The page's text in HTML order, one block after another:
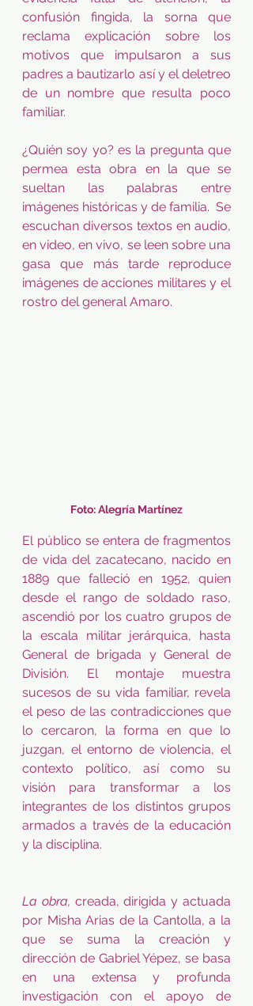
confusión fingida, la sorna que
reclama explicación sobre los
motivos que impulsaron a sus
padres a bautizarlo así y el deletreo
de un nombre que resulta poco
familiar.
¿Quién soy yo? es la pregunta que
permea esta obra en la que se
sueltan las palabras entre
imágenes históricas y de familia.  Se
escuchan diversos textos en audio,
en video, en vivo, se leen sobre una
gasa que más tarde reproduce
imágenes de acciones militares y el
rostro del general Amaro.
Foto: Alegría Martínez
El público se entera de fragmentos
de vida del zacatecano, nacido en
1889 que falleció en 1952, quien
desde el rango de soldado raso,
ascendió por los cuatro grupos de
la escala militar jerárquica, hasta
General de brigada y General de
División. El montaje muestra
sucesos de su vida familiar, revela
el peso de las contradicciones que
lo cercaron, la forma en que lo
juzgan, el entorno de violencia, el
contexto político, así como su
visión para transformar a los
integrantes de los distintos grupos
armados a través de la educación
y la disciplina.
La obra, creada, dirigida y actuada
por Misha Arias de la Cantolla, a la
que se suma la creación y
dirección de Gabriel Yépez, se basa
en una extensa y profunda
investigación con el apoyo de